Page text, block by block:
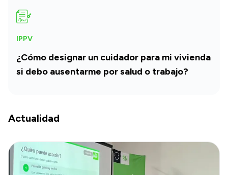
¿Cómo designar un cuidador para mi vivienda
si debo ausentarme por salud o trabajo?
IPPV
Actualidad